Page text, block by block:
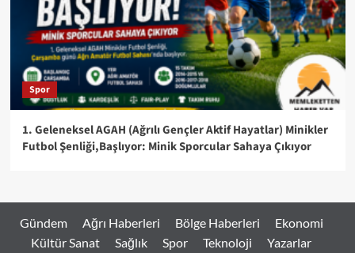
Spor
1. Geleneksel AGAH (Ağrılı Gençler Aktif Hayatlar) Minikler
Futbol Şenliği,Başlıyor: Minik Sporcular Sahaya Çıkıyor
Gündem Ağrı Haberleri Bölge Haberleri
Ekonomi
Kültür Sanat
Sağlık Spor Teknoloji
Yazarlar